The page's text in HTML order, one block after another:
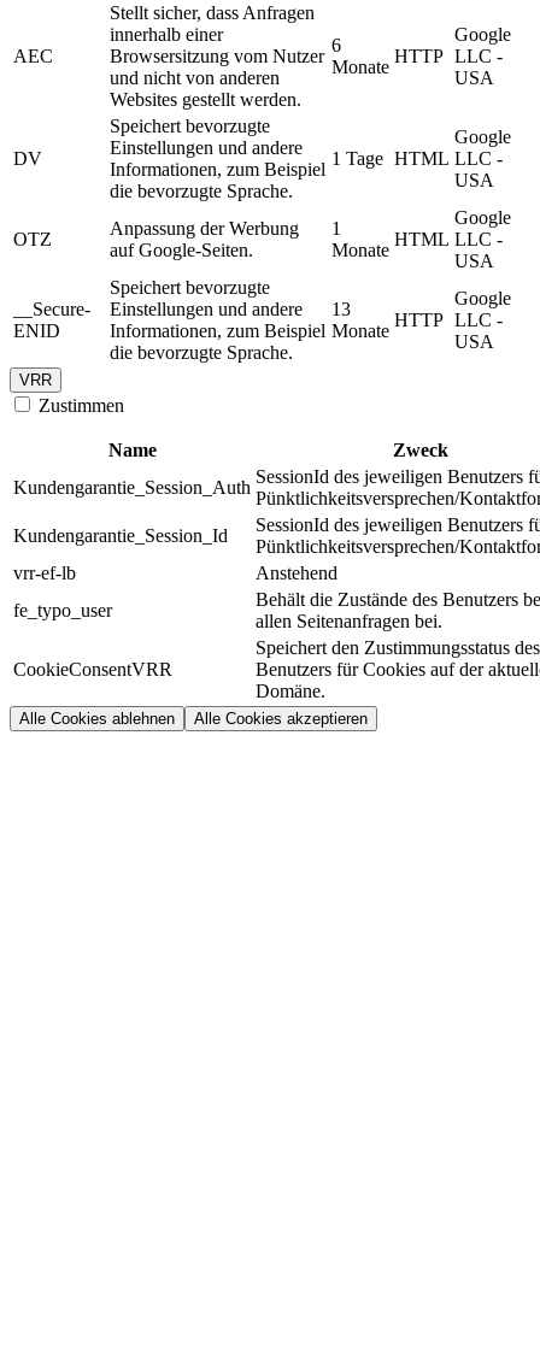
AEC
Stellt sicher, dass Anfragen
innerhalb einer
Browsersitzung vom Nutzer
und nicht von anderen
Websites gestellt werden.
6
Monate
HTTP
Google
LLC -
USA
DV
Speichert bevorzugte
Einstellungen und andere
Informationen, zum Beispiel
die bevorzugte Sprache.
1 Tage HTML
Google
LLC -
USA
OTZ
Anpassung der Werbung
auf Google-Seiten.
1
Monate
HTML
Google
LLC -
USA
__Secure-
ENID
Speichert bevorzugte
Einstellungen und andere
Informationen, zum Beispiel
die bevorzugte Sprache.
13
Monate
HTTP
Google
LLC -
USA
VRR
Zustimmen
Name
Zweck
Kundengarantie_Session_Auth
SessionId des jeweiligen Benutzers
Pünktlichkeitsversprechen/
Kundengarantie_Session_Id
SessionId des jeweiligen Benutzers
Pünktlichkeitsversprechen/
vrr-ef-lb
Anstehend
fe_typo_user
Behält die Zustände des Benutzers
allen Seitenanfragen bei.
CookieConsentVRR
Speichert den Zustimmungsstatus des
Benutzers für Cookies auf der
Domäne.
Alle Cookies ablehnen Alle Cookies akzeptieren